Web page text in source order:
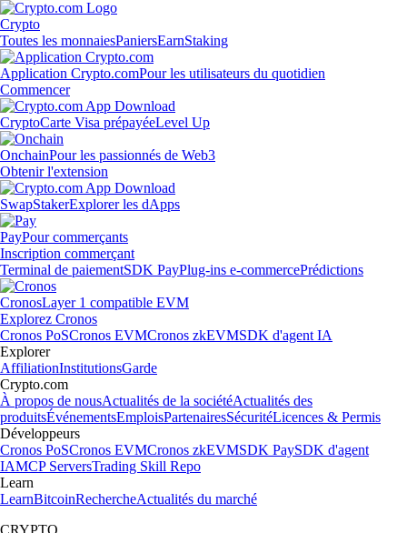
Crypto
Toutes les monnaiesPaniersEarnStaking
Application Crypto.comPour les utilisateurs du quotidien
Commencer
CryptoCarte Visa prépayéeLevel Up
OnchainPour les passionnés de Web3
Obtenir l'extension
SwapStakerExplorer les dApps
PayPour commerçants
Inscription commerçant
Terminal de paiementSDK PayPlug-ins e-commercePrédictions
CronosLayer 1 compatible EVM
Explorez Cronos
Cronos PoSCronos EVMCronos zkEVMSDK d'agent IA
Explorer
AffiliationInstitutionsGarde
Crypto.com
À propos de nousActualités de la sociétéActualités des
produitsÉvénementsEmploisPartenairesSécuritéLicences & Permis
Développeurs
Cronos PoSCronos EVMCronos zkEVMSDK PaySDK d'agent
IAMCP ServersTrading Skill Repo
Learn
LearnBitcoinRechercheActualités du marché
CRYPTO